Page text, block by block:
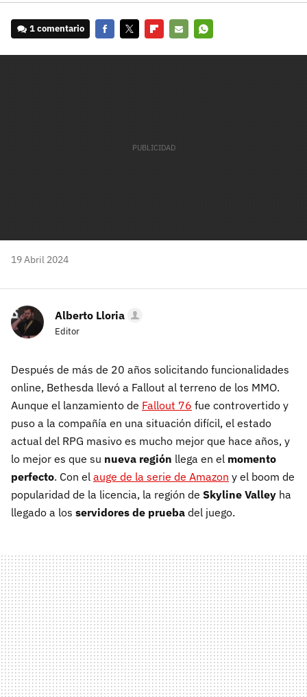
1 comentario
19 Abril 2024
Alberto Lloria
Editor
Después de más de 20 años solicitando funcionalidades
online, Bethesda llevó a Fallout al terreno de los MMO.
Aunque el lanzamiento de Fallout 76 fue controvertido y
puso a la compañía en una situación difícil, el estado
actual del RPG masivo es mucho mejor que hace años, y
lo mejor es que su nueva región llega en el momento
perfecto. Con el auge de la serie de Amazon y el boom de
popularidad de la licencia, la región de Skyline Valley ha
llegado a los servidores de prueba del juego.